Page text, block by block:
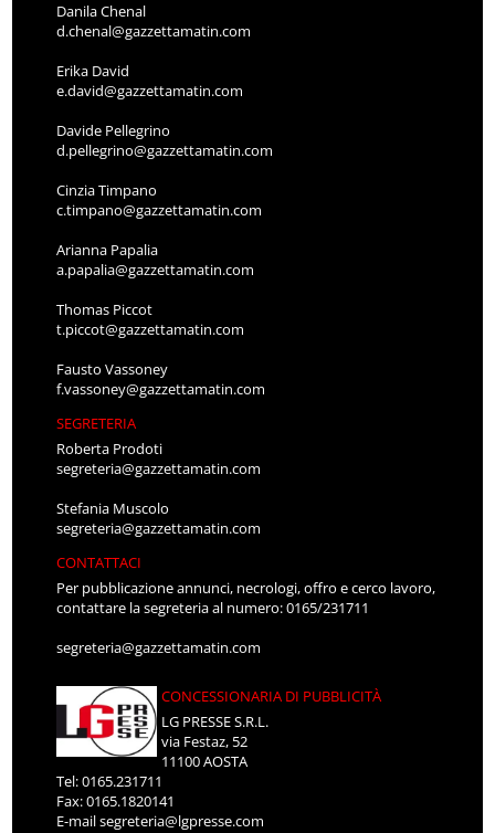
Danila Chenal
d.chenal@gazzettamatin.com
Erika David
e.david@gazzettamatin.com
Davide Pellegrino
d.pellegrino@gazzettamatin.com
Cinzia Timpano
c.timpano@gazzettamatin.com
Arianna Papalia
a.papalia@gazzettamatin.com
Thomas Piccot
t.piccot@gazzettamatin.com
Fausto Vassoney
f.vassoney@gazzettamatin.com
SEGRETERIA
Roberta Prodoti
segreteria@gazzettamatin.com
Stefania Muscolo
segreteria@gazzettamatin.com
CONTATTACI
Per pubblicazione annunci, necrologi, offro e cerco lavoro,
contattare la segreteria al numero: 0165/231711
segreteria@gazzettamatin.com
CONCESSIONARIA DI PUBBLICITÀ
LG PRESSE S.R.L.
via Festaz, 52
11100 AOSTA
Tel: 0165.231711
Fax: 0165.1820141
E-mailsegreteria@lgpresse.com